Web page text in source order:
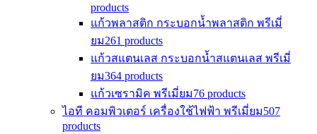
products
แก้วพลาสติก กระบอกน้ำพลาสติก พรีเมี่
ยม261 products
แก้วสแตนเลส กระบอกน้ำสแตนเลส พรีเมี่
ยม364 products
แก้วเซรามิค พรีเมี่ยม76 products
ไอที คอมพิวเตอร์ เครื่องใช้ไฟฟ้า พรีเมี่ยม507
products